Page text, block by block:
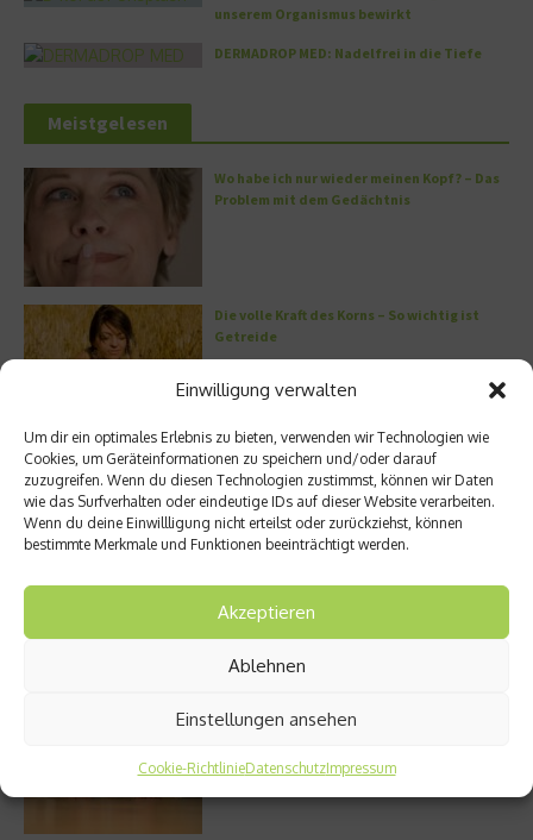
Einwilligung verwalten
Um dir ein optimales Erlebnis zu bieten, verwenden wir Technologien wie
Cookies, um Geräteinformationen zu speichern und/oder darauf
zuzugreifen. Wenn du diesen Technologien zustimmst, können wir Daten
wie das Surfverhalten oder eindeutige IDs auf dieser Website verarbeiten.
Wenn du deine Einwillligung nicht erteilst oder zurückziehst, können
bestimmte Merkmale und Funktionen beeinträchtigt werden.
Akzeptieren
Ablehnen
Einstellungen ansehen
Cookie-RichtlinieDatenschutzImpressum
unserem Organismus bewirkt
DERMADROP MED: Nadelfrei in die Tiefe
Meistgelesen
Wo habe ich nur wieder meinen Kopf? – Das
Problem mit dem Gedächtnis
Die volle Kraft des Korns – So wichtig ist
Getreide
Entzündung der Nebenhöhlen: Symptome
und verschiedene Formen
Welches Ashwagandha sollte ich kaufen?
Stuhlgang – wie oft ist eigentlich normal?